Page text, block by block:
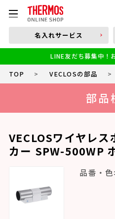
部品購入
本体品番やキーワードを入
食洗機対応 新製品
小学生 低・中学年向け水筒
名入れサービス
LINE友だち募集中！
TOP > VECLOSの部品 >
部品
VECLOSワイヤレ
カー SPW-500WP
品番・